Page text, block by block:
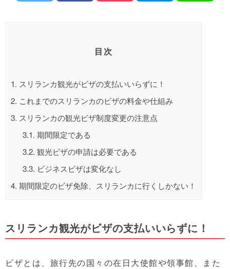
目次
1. スリランカ観光がビザの支払いいらずに！
2. これまでのスリランカのビザの料金や仕組み
3. スリランカの観光ビザ制度変更の注意点
3.1. 期間限定である
3.2. 観光ビザの申請は必要である
3.3. ビジネスビザは変化なし
4. 期間限定のビザ免除、スリランカに行くしかない！
スリランカ観光がビザの支払いいらずに！
ビザとは、旅行先の国々の在日大使館や領事館、また